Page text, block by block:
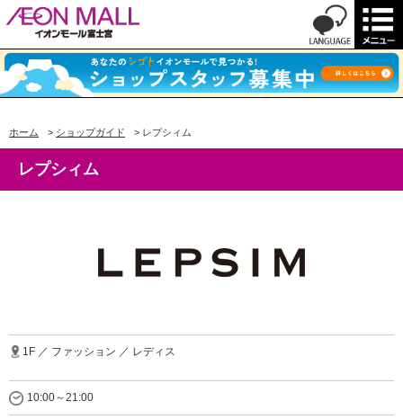
ホーム > ショップガイド > レプシィム
レプシィム
1F ／ ファッション ／ レディス
10:00～21:00